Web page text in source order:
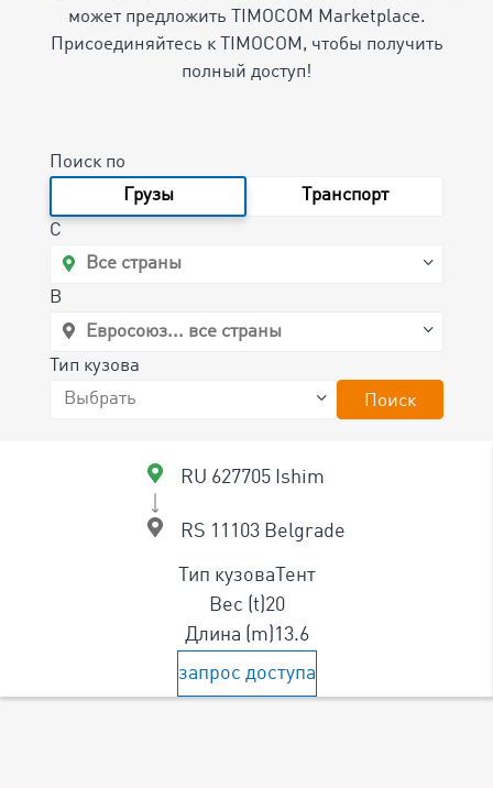
может предложить TIMOCOM Marketplace.
Присоединяйтесь к TIMOCOM, чтобы получить
полный доступ!
Поиск по
Грузы
Tранспорт
C
B
Тип кузова
Поиск
RU 627705 Ishim
RS 11103 Belgrade
Тип кузова Тент
Вес (t)20
Длина (m)13.6
запрос доступа